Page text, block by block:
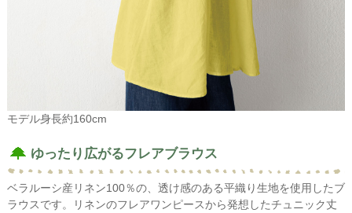
モデル身長約160cm
ゆったり広がるフレアブラウス
ベラルーシ産リネン100％の、透け感のある平織り生地を使用したブ
ラウスです。リネンのフレアワンピースから発想したチュニック丈